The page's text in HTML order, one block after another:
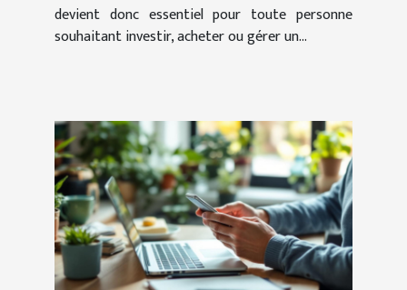
devient donc essentiel pour toute personne
souhaitant investir, acheter ou gérer un...